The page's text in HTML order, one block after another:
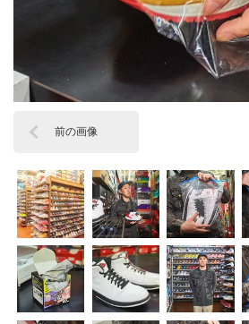
前の画像